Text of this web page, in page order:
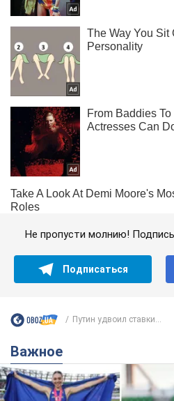
Не пропусти молнию!
Подписаться
Путин удвоил ставки...
Важное